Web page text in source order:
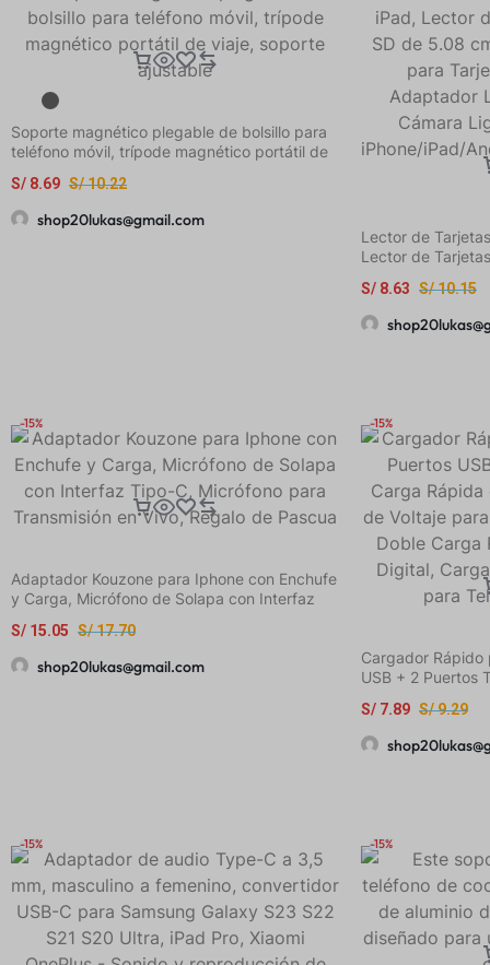
Soporte magnético plegable de bolsillo para
teléfono móvil, trípode magnético portátil de
S/10.22
S/ 8.69
shop20lukas@gmail.com
Lector de
Lector de
Memoria/SD,
de Cámara
iPhone/iPad/
S/10.15
S/ 8.63
-15%
Adaptador Kouzone para Iphone con Enchufe
y Carga, Micrófono de Solapa con Interfaz
Regalo de Pascua
S/17.70
S/ 15.05
shop20lukas@gmail.com
-15%
Cargador Rápido
USB + 2 Puertos
Carga Más
PD3.0, Pantalla
Cargador para
S/9.29
S/ 7.89
-15% -15%